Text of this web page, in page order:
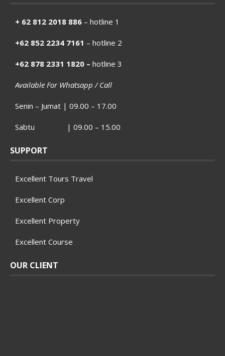
+ 62 812 2018 886 – hotline 1
+62 852 2234 7161 – hotline 2
+62 878 2331 1820 – hotline 3
Available For Whatsapp / Call
Senin – Jumat | 09.00 – 17.00
Sabtu | 09.00 – 15.00
SUPPORT
Excellent Tours Travel
Excellent Corp
Excellent Property
Excellent Course
OUR CLIENT